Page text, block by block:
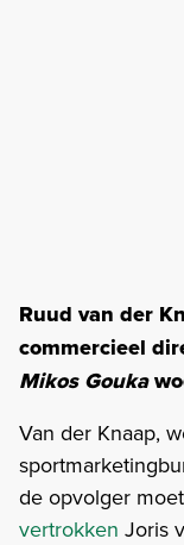
Ruud van der
commercieel
Mikos Gouka
Van der Knaap,
de opvolger
vertrokken Joris